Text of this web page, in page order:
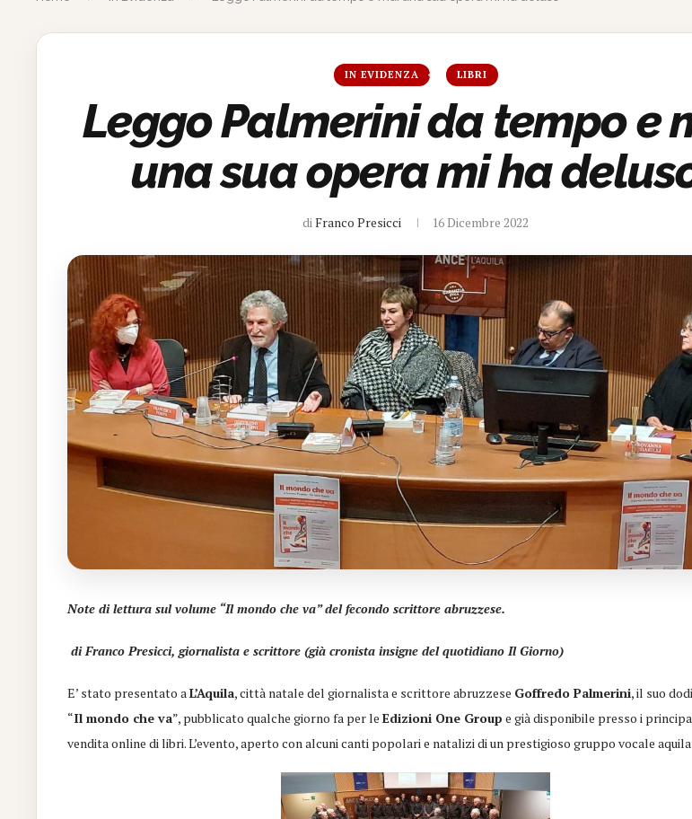
IN EVIDENZA LIBRI
Leggo Palmerini da tempo e
una sua opera mi ha
diFranco Presicci 16 Dicembre 2022
Note di letturasulvolume “Il mondo che va”del fecondo scrittore abruzzese.
di Franco Presicci, giornalista e scrittore (già cronista insigne del quotidiano Il Giorno)
E’ stato presentato aL’Aquila, città natale del giornalista e scrittore abruzzese Goffredo Palmerini, il suo
“Il mondo che va”, pubblicato qualche giorno fa per leEdizioni One Group e già disponibile pressoi
venditaonline di libri. L’evento, aperto con alcuni canti popolari e natalizi di un prestigioso gruppovocale